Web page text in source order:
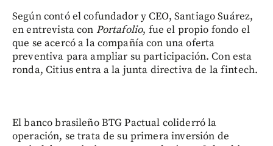
Según contó el cofundador y CEO, Santiago Suárez,
en entrevista con Portafolio, fue el propio fondo el
que se acercó a la compañía con una oferta
preventiva para ampliar su participación. Con esta
ronda, Citius entra a la junta directiva de la fintech.
El banco brasileño BTG Pactual coliderró la
operación, se trata de su primera inversión de